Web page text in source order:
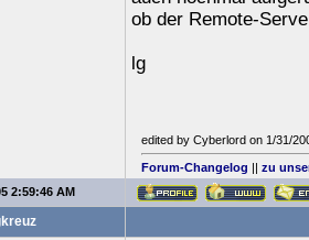
ob der Remote-
lg
edited by Cyberlord on 1/31/
Forum-Changelog || zu
2:59:46 AM